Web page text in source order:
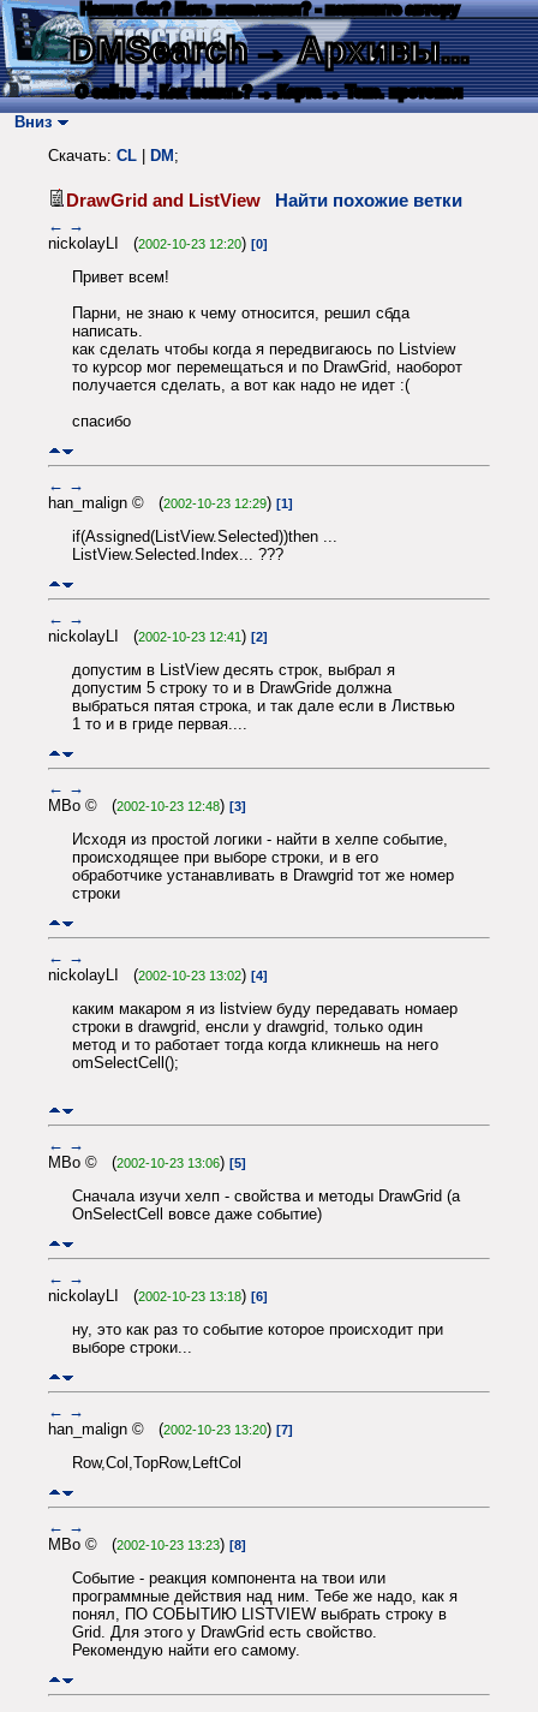
Нашли баг? Есть пожелания? - напишите автору
DMSearch→ Архивы...
О сайте → Как искать? → Карта → Текс. протокол
Вниз
Скачать: CL DM ;
DrawGrid and ListView Найти похожие ветки
← →
nickolayLI (2002-10-23 12:20) [0]
Привет всем!
Парни, не знаю к чему относится, решил сбда
написать.
как сделать чтобы когда я передвигаюсь по Listview
то курсор мог перемещаться и по DrawGrid, наоборот
получается сделать, а вот как надо не идет :(
спасибо
← →
han_malign © (2002-10-23 12:29) [1]
if(Assigned(ListView.Selected))then ...
ListView.Selected.Index... ???
← →
nickolayLI (2002-10-23 12:41) [2]
допустим в ListView десять строк, выбрал я
допустим 5 строку то и в DrawGride должна
выбраться пятая строка, и так дале если в Листвью
1 то и в гриде первая....
← →
MBo © (2002-10-23 12:48) [3]
Исходя из простой логики - найти в хелпе событие,
происходящее при выборе строки, и в его
обработчике устанавливать в Drawgrid тот же номер
строки
← →
nickolayLI (2002-10-23 13:02) [4]
каким макаром я из listview буду передавать номаер
строки в drawgrid, енсли у drawgrid, только один
метод и то работает тогда когда кликнешь на него
omSelectCell();
← →
MBo © (2002-10-23 13:06) [5]
Сначала изучи хелп - свойства и методы DrawGrid (a
OnSelectCell вовсе даже событие)
← →
nickolayLI (2002-10-23 13:18) [6]
ну, это как раз то событие которое происходит при
выборе строки...
← →
han_malign © (2002-10-23 13:20) [7]
Row,Col,TopRow,LeftCol
← →
MBo © (2002-10-23 13:23) [8]
Событие - реакция компонента на твои или
программные действия над ним. Тебе же надо, как я
понял, ПО СОБЫТИЮ LISTVIEW выбрать строку в
Grid. Для этого у DrawGrid есть свойство.
Рекомендую найти его самому.